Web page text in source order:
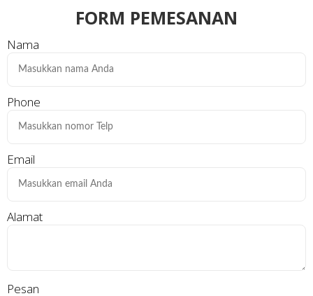
FORM PEMESANAN
Nama
Phone
Email
Alamat
Pesan